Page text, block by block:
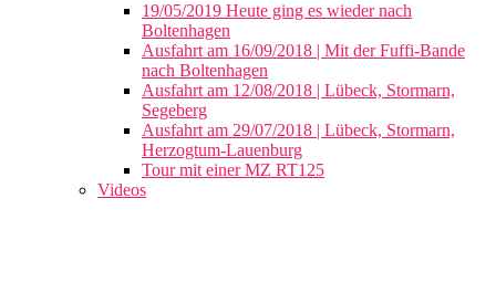
19/05/2019 Heute ging es wieder nach
Boltenhagen
Ausfahrt am 16/09/2018 | Mit der Fuffi-Bande
nach Boltenhagen
Ausfahrt am 12/08/2018 | Lübeck, Stormarn,
Segeberg
Ausfahrt am 29/07/2018 | Lübeck, Stormarn,
Herzogtum-Lauenburg
Tour mit einer MZ RT125
Videos